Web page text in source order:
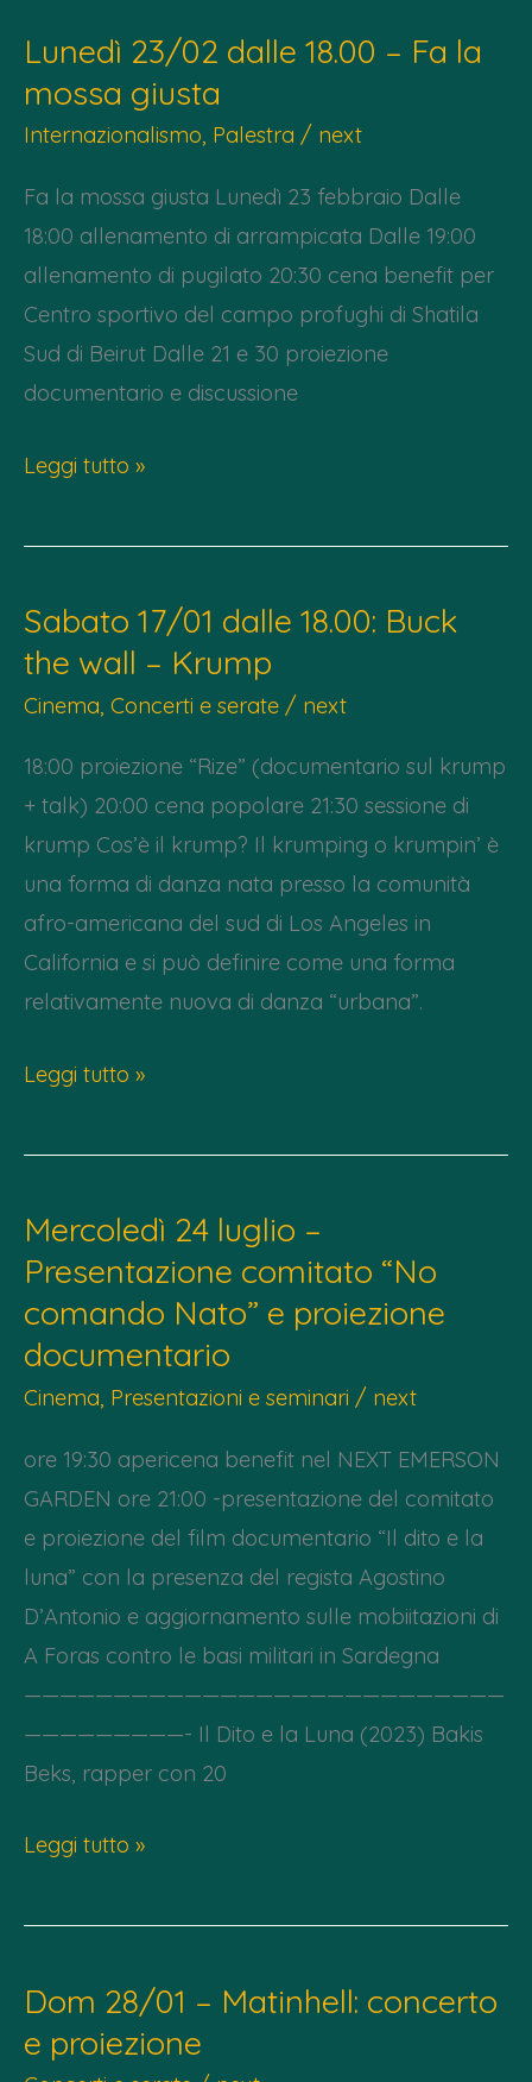
“Anche
quando
fuori
Lunedì 23/02 dalle 18.00 – Fa la
mossa giusta
Internazionalismo, Palestra / next
Fa la mossa giusta Lunedì 23 febbraio Dalle
18:00 allenamento di arrampicata Dalle 19:00
allenamento di pugilato 20:30 cena benefit per
Centro sportivo del campo profughi di Shatila
Sud di Beirut Dalle 21 e 30 proiezione
documentario e discussione
Lunedì
dalle
–
Fa
la
giusta
Leggi tutto »
Sabato 17/01 dalle 18.00: Buck
the wall – Krump
Cinema, Concerti e serate / next
18:00 proiezione “Rize” (documentario sul krump
+ talk) 20:00 cena popolare 21:30 sessione di
krump Cos’è il krump? Il krumping o krumpin’ è
una forma di danza nata presso la comunità
afro-americana del sud di Los Angeles in
California e si può definire come una forma
relativamente nuova di danza “urbana”.
Sabato
dalle
Buck
the
wall
–
Krump
Leggi tutto »
Mercoledì 24 luglio –
Presentazione comitato “No
comando Nato” e proiezione
documentario
Cinema, Presentazioni e seminari / next
ore 19:30 apericena benefit nel NEXT EMERSON
GARDEN ore 21:00 -presentazione del comitato
e proiezione del film documentario “Il dito e la
luna” con la presenza del regista Agostino
D’Antonio e aggiornamento sulle mobiitazioni di
A Foras contro le basi militari in Sardegna
———————————————————————————
—————————- Il Dito e la Luna (2023) Bakis
Beks, rapper con 20
Mercoledì
luglio
Presentazione
comitato
Leggi tutto »
Dom 28/01 – Matinhell: concerto
e proiezione